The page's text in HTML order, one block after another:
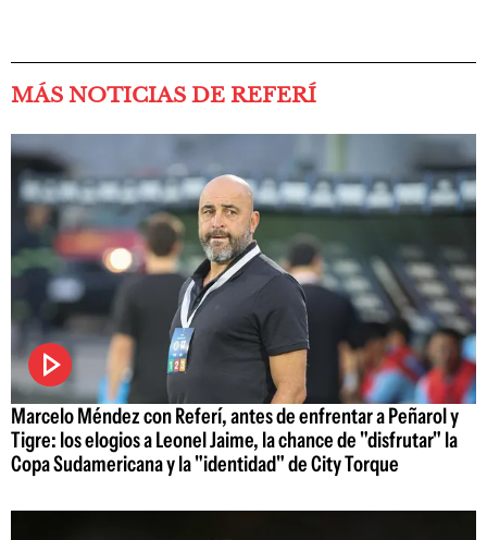
MÁS NOTICIAS DE REFERÍ
Marcelo Méndez con Referí, antes de enfrentar a Peñarol y
Tigre: los elogios a Leonel Jaime, la chance de "disfrutar" la
Copa Sudamericana y la "identidad" de City Torque